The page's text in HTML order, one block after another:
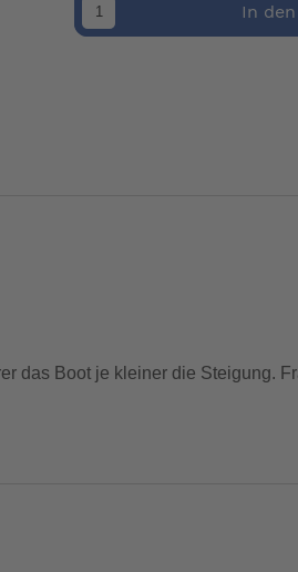
In
das Boot je kleiner die Steigung.